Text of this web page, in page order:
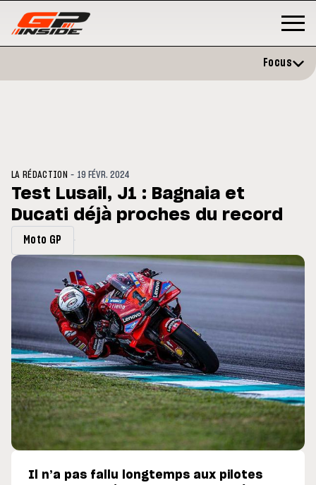
du GP de Grande-
MOTO GP
Focus
LA RÉDACTION - 19 FÉVR. 2024
Test Lusail, J1 : Bagnaia et
Ducati déjà proches du record
Moto GP
Il n’a pas fallu longtemps aux pilotes